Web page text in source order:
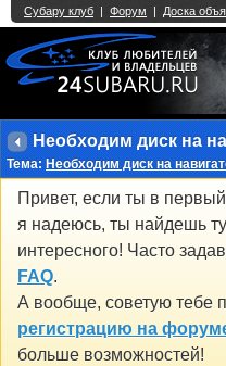
Тема: Необходим диск на
Привет, если ты в
я надеюсь, ты найдешь
интересного! Часто
FAQ.
А вообще, советую тебе
регистрацию на
больше возможностей!
Single Sign
2 3 4 5 6 7 8 9 10 11 12 13 14
27 28 29 30 31 32 33